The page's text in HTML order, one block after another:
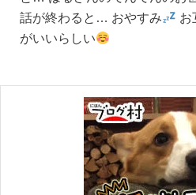
話が終わると… おやすみ
お
がいいらしい